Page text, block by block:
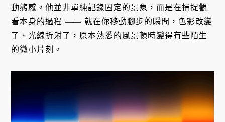
動態感。他並非單純記錄固定的景象，而是在捕捉觀
看本身的過程 —— 就在你移動腳步的瞬間，色彩改變
了、光線折射了，原本熟悉的風景頓時變得有些陌生
的微小片刻。